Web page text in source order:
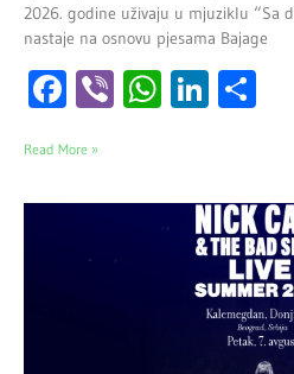
2026. godine uživaju u mjuziklu “Sa
nastaje na osnovu pjesama Bajage
Facebook
Viber
Read More »